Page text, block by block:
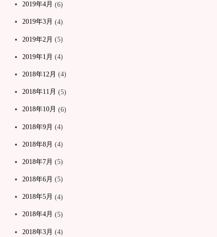
2019年4月 (6)
2019年3月 (4)
2019年2月 (5)
2019年1月 (4)
2018年12月 (4)
2018年11月 (5)
2018年10月 (6)
2018年9月 (4)
2018年8月 (4)
2018年7月 (5)
2018年6月 (5)
2018年5月 (4)
2018年4月 (5)
2018年3月 (4)